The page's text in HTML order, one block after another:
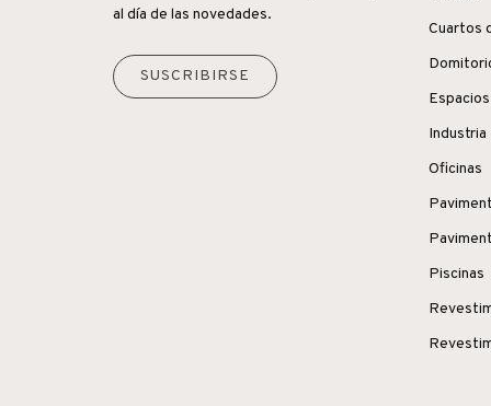
al día de las novedades.
SUSCRIBIRSE
Cuartos
Industria
Oficinas
Piscinas